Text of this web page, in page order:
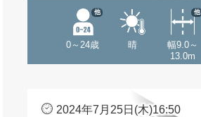
0～24歳
他
晴
幅9.0～
13.0m
他
2024年7月25日(木)16:50